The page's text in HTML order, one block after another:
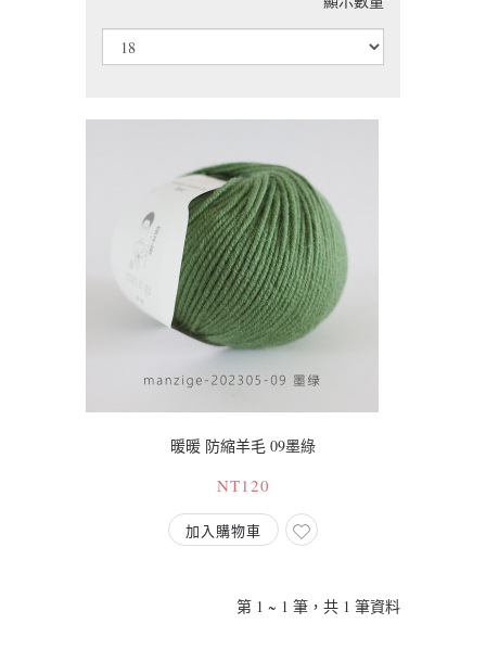
暖暖 防縮羊毛 09墨綠
NT120
加入購物車
第 1 ~ 1 筆，共 1 筆資料